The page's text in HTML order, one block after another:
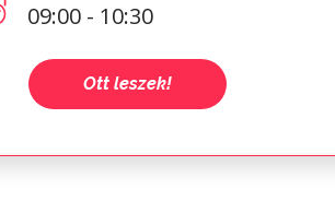
09:00 - 10:30
Ott leszek!